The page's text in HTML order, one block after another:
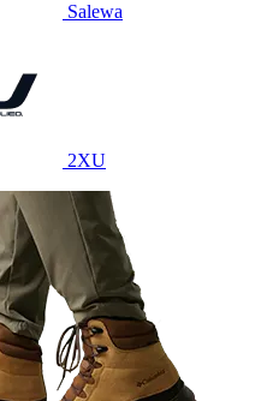
Salewa
2XU